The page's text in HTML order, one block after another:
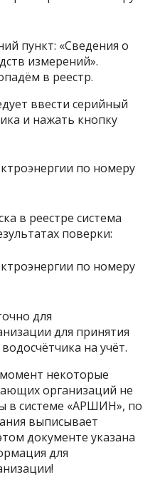
пункт: «Сведения о
измерений».
в реестр.
ввести серийный
и нажать кнопку
в реестре система
поверки:
для
для принятия
на учёт.
некоторые
организаций не
в системе «АРШИН», по
выписывает
документе указана
для